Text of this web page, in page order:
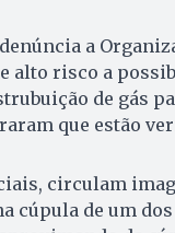
a
alto risco a
de gás
que estão
circulam
cúpula de um